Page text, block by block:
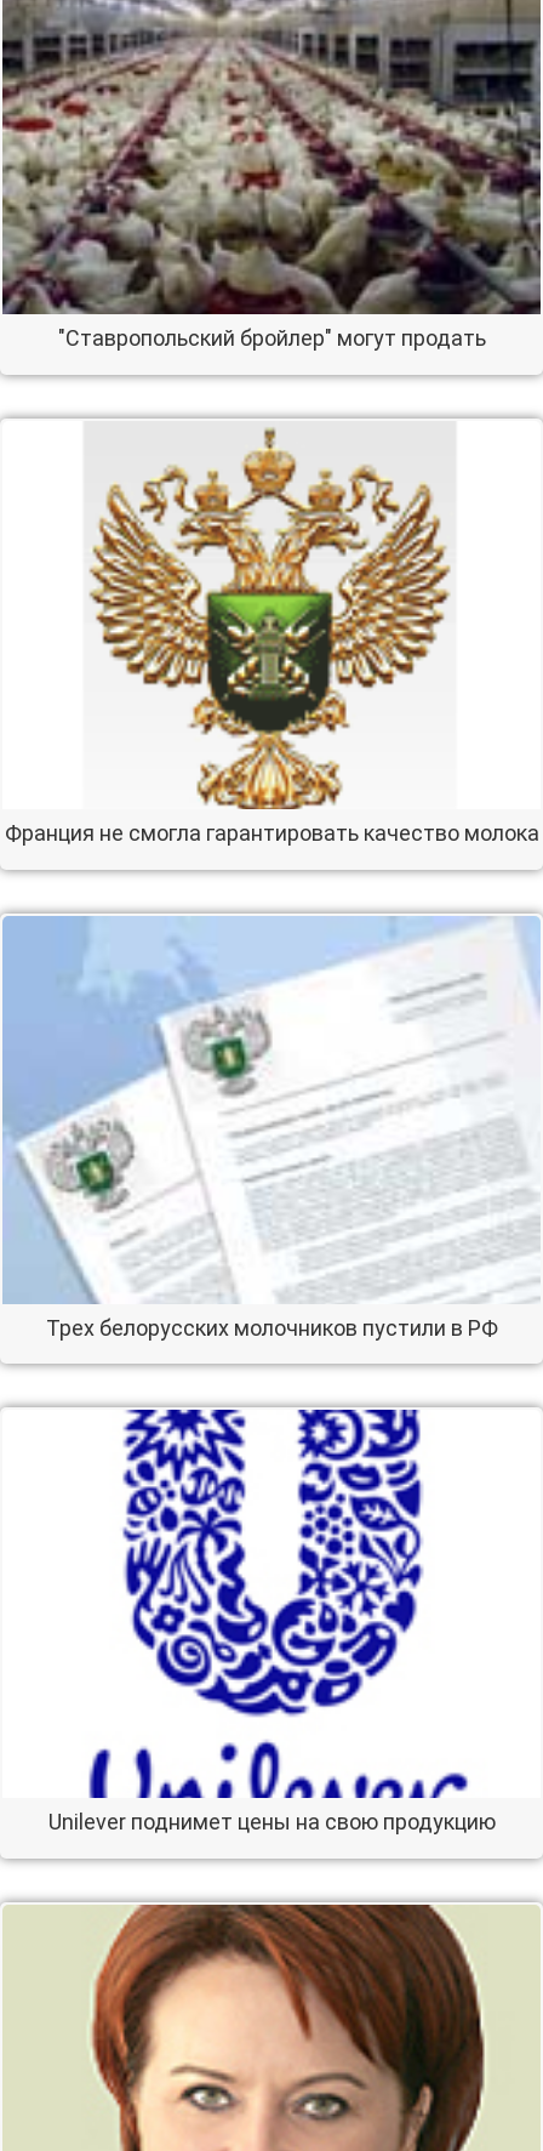
"Ставропольский бройлер" могут продать
Франция не смогла гарантировать качество молока
Трех белорусских молочников пустили в РФ
Unilever поднимет цены на свою продукцию